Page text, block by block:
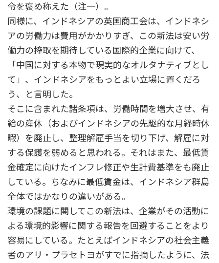
令を褒め称えた（注一）。
同様に、インドネシアの英国商工会は、インドネシ
アの労働力は費用がかかりすぎ、この新法は安い労
働力の搾取を期待している国際的企業に向けて、
「中国に対する本物で現実的なオルタナティブとし
て」、インドネシアをもっとよい立場に置くだろ
う、と言明した。
そこに含まれた諸条項は、労働時間を増大させ、有
給の産休（およびインドネシアの先駆的な月経時休
暇）を廃止し、整理解雇手当を切り下げ、解雇に対
する保護を弱めると思われる。それはまた、最低賃
金確定に向けたインフレ修正や生計費基準をも廃止
している。ちなみに最低賃金は、インドネシア群島
全体ではかなりの違いがある。
環境の課題に関してこの新法は、企業がその活動に
よる環境的影響に関する報告を回避することをより
容易にしている。たとえばインドネシアの社会主義
者のアリ・プラセトヨがすでに指摘したように、法